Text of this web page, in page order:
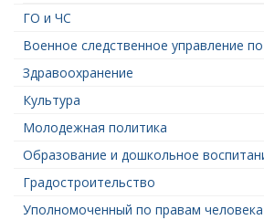
ГО и ЧС
Военное следственное управление
Здравоохранение
Культура
Молодежная политика
Образование и дошкольное
Градостроительство
Уполномоченный по правам человека